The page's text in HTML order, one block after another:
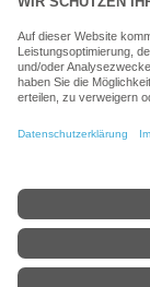
kompetenter
alle Ihre
Besuchen Sie uns
Alle Preise inkl.
Google-